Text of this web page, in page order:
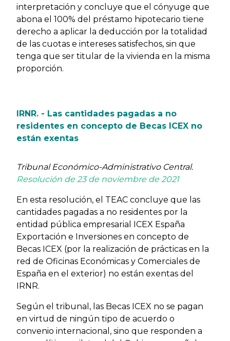
interpretación y concluye que el cónyuge que
abona el 100% del préstamo hipotecario tiene
derecho a aplicar la deducción por la totalidad
de las cuotas e intereses satisfechos, sin que
tenga que ser titular de la vivienda en la misma
proporción.
IRNR. - Las cantidades pagadas a no
residentes en concepto de Becas ICEX no
están exentas
Tribunal Económico-Administrativo Central.
Resolución de 23 de noviembre de 2021
En esta resolución, el TEAC concluye que las
cantidades pagadas a no residentes por la
entidad pública empresarial ICEX España
Exportación e Inversiones en concepto de
Becas ICEX (por la realización de prácticas en la
red de Oficinas Económicas y Comerciales de
España en el exterior) no están exentas del
IRNR.
Según el tribunal, las Becas ICEX no se pagan
en virtud de ningún tipo de acuerdo o
convenio internacional, sino que responden a